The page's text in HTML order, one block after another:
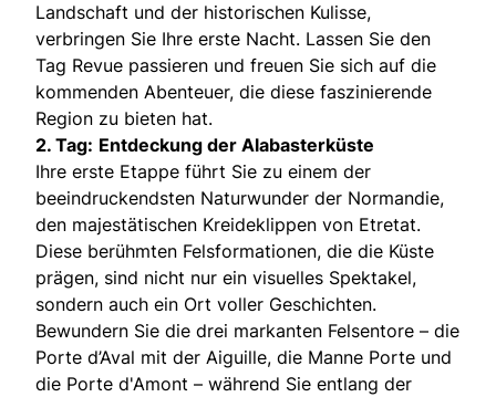
Landschaft und der historischen Kulisse,
verbringen Sie Ihre erste Nacht. Lassen Sie den
Tag Revue passieren und freuen Sie sich auf die
kommenden Abenteuer, die diese faszinierende
Region zu bieten hat.
2. Tag: Entdeckung der Alabasterküste
Ihre erste Etappe führt Sie zu einem der
beeindruckendsten Naturwunder der Normandie,
den majestätischen Kreideklippen von Etretat.
Diese berühmten Felsformationen, die die Küste
prägen, sind nicht nur ein visuelles Spektakel,
sondern auch ein Ort voller Geschichten.
Bewundern Sie die drei markanten Felsentore – die
Porte d’Aval mit der Aiguille, die Manne Porte und
die Porte d'Amont – während Sie entlang der